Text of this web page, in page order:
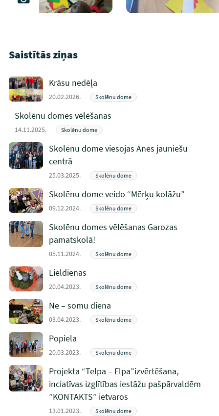
Saistītās ziņas
Krāsu nedēļa
20.02.2026. Skolēnu dome
Skolēnu domes vēlēšanas
14.11.2025. Skolēnu dome
Skolēnu dome viesojas Ānes jauniešu
centrā
25.03.2025. Skolēnu dome
Skolēnu dome veido “Mērķu kolāžu”
09.12.2024. Skolēnu dome
Skolēnu domes vēlēšanas Garozas
pamatskolā!
05.11.2024. Skolēnu dome
Lieldienas
20.04.2023. Skolēnu dome
Ne – somu diena
03.04.2023. Skolēnu dome
Popiela
20.03.2023. Skolēnu dome
Projekta “Telpa – Elpa”izvērtēšana,
inciatīvas izglītības iestāžu pašpārvaldēm
”KONTAKTS” ietvaros
13.01.2023. Skolēnu dome